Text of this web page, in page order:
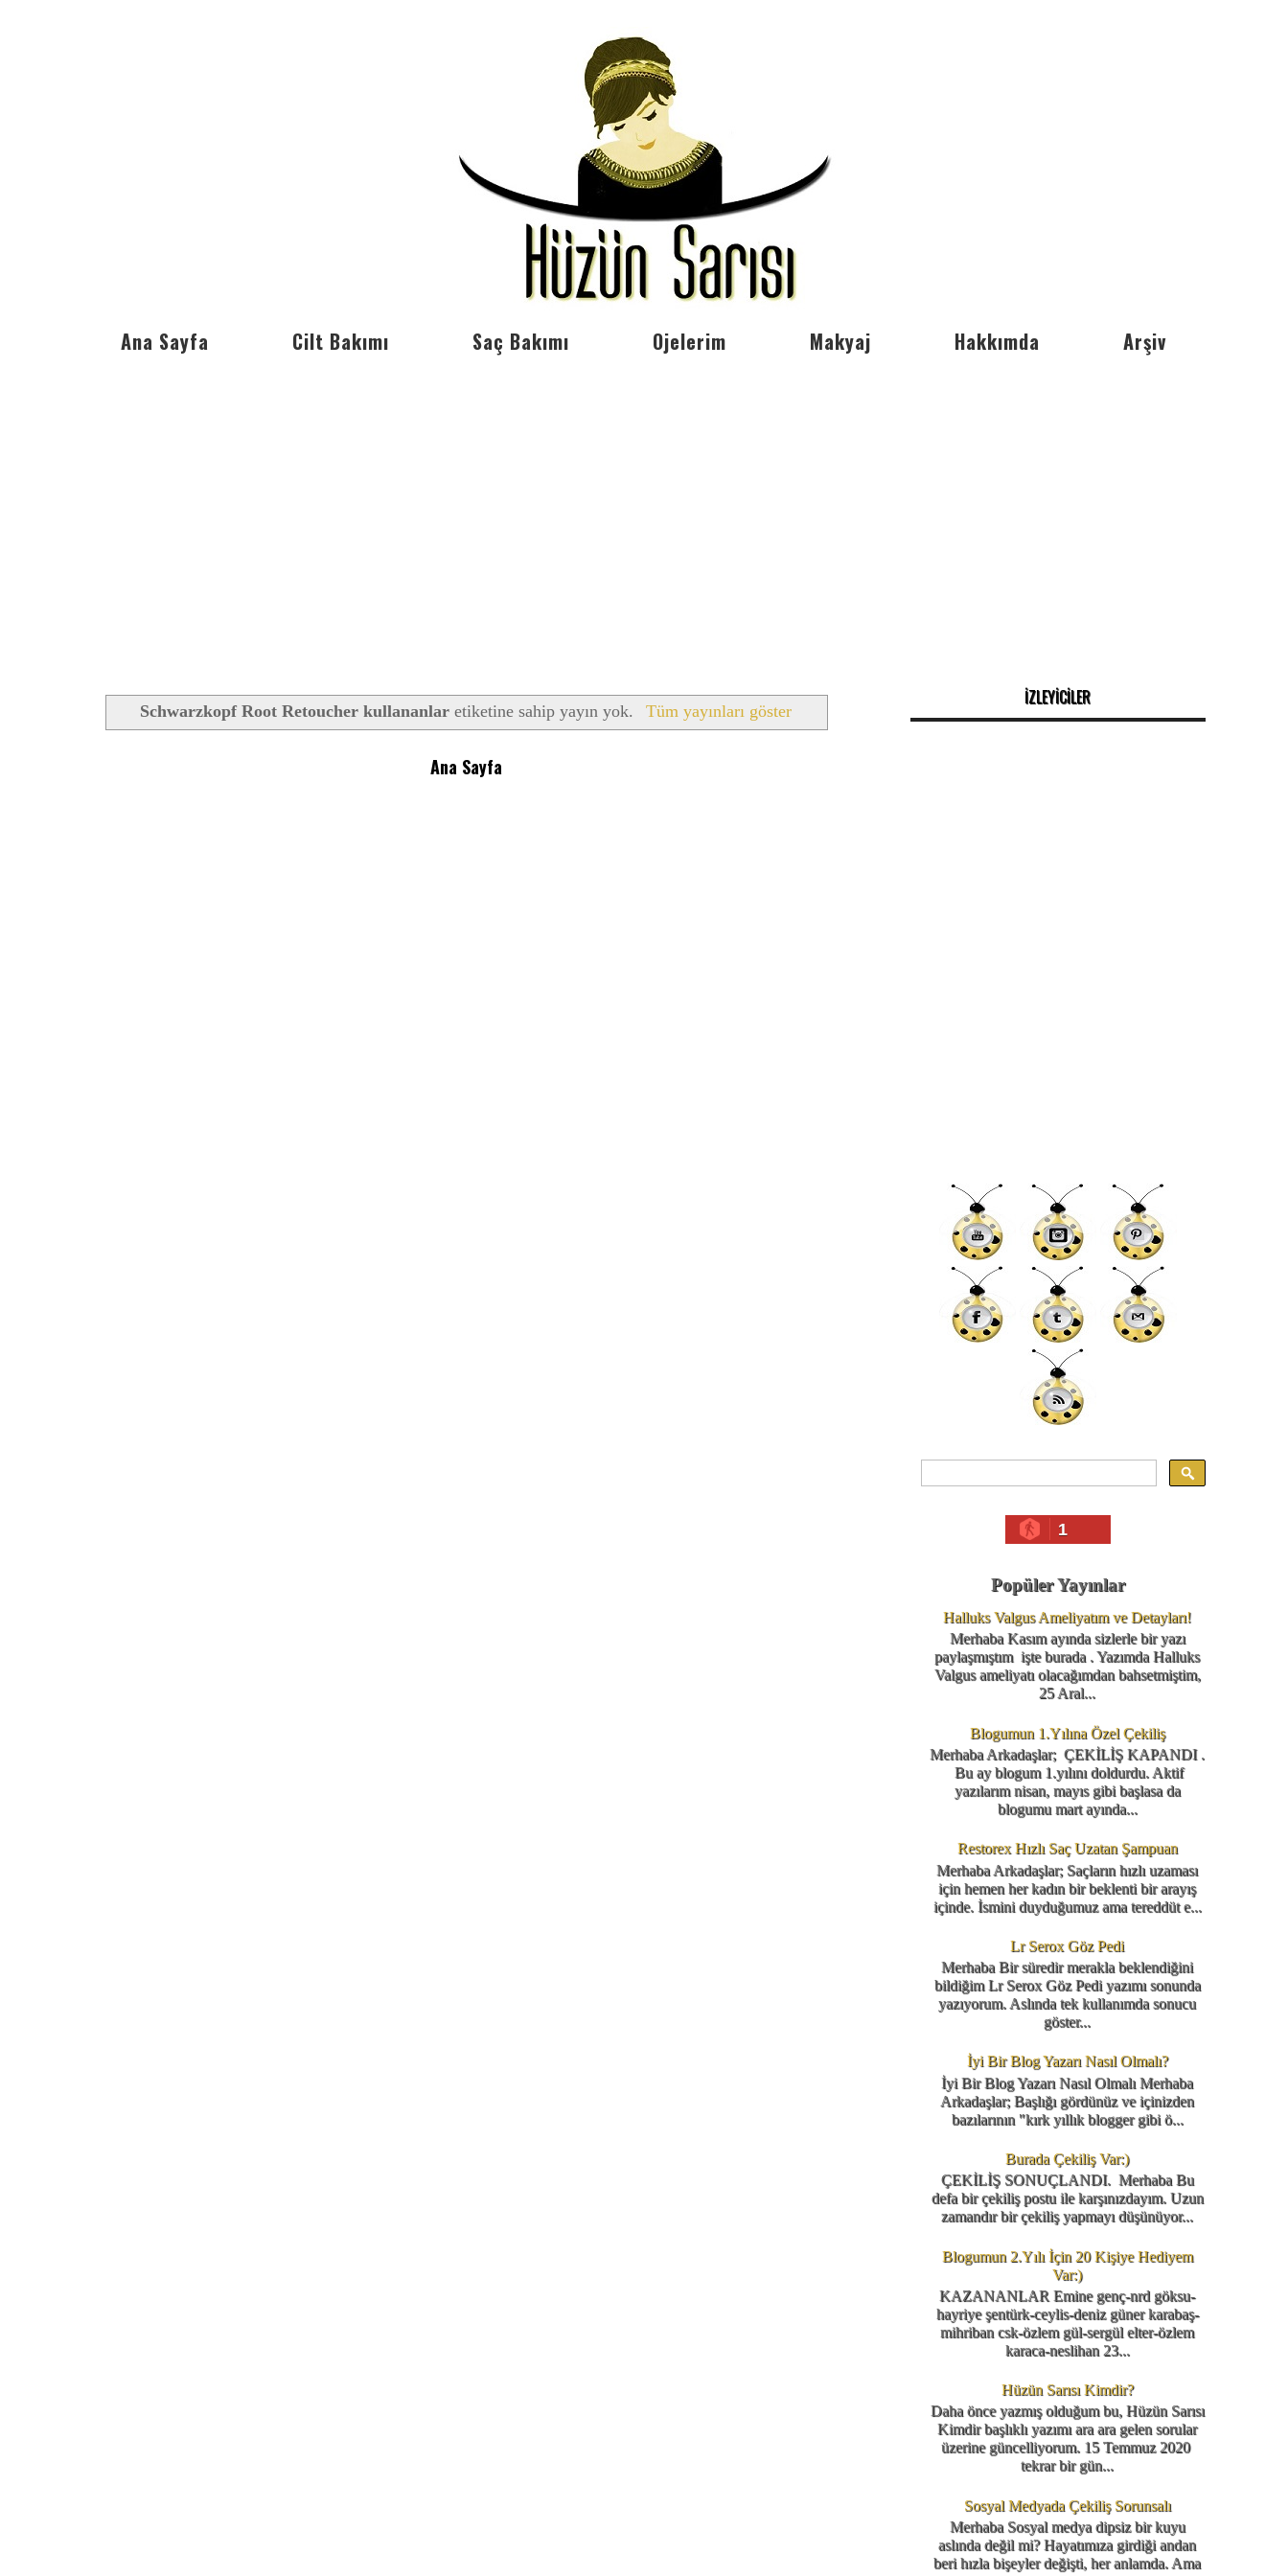
Ana Sayfa Cilt Bakımı Saç Bakımı Ojelerim Makyaj Hakkımda Arşiv
Schwarzkopf Root Retoucher kullananlar etiketine sahip yayın yok. Tüm yayınları göster
Ana Sayfa
İZLEYİCİLER
1
Popüler Yayınlar
Halluks Valgus Ameliyatım ve Detayları!
Merhaba Kasım ayında sizlerle bir yazı
paylaşmıştım işte burada . Yazımda Halluks
Valgus ameliyatı olacağımdan bahsetmiştim,
25 Aral...
Blogumun 1.Yılına Özel Çekiliş
Merhaba Arkadaşlar; ÇEKİLİŞ KAPANDI .
Bu ay blogum 1.yılını doldurdu. Aktif
yazılarım nisan, mayıs gibi başlasa da
blogumu mart ayında...
Restorex Hızlı Saç Uzatan Şampuan
Merhaba Arkadaşlar; Saçların hızlı uzaması
için hemen her kadın bir beklenti bir arayış
içinde. İsmini duyduğumuz ama tereddüt e...
Lr Serox Göz Pedi
Merhaba Bir süredir merakla beklendiğini
bildiğim Lr Serox Göz Pedi yazımı sonunda
yazıyorum. Aslında tek kullanımda sonucu
göster...
İyi Bir Blog Yazarı Nasıl Olmalı?
İyi Bir Blog Yazarı Nasıl Olmalı Merhaba
Arkadaşlar; Başlığı gördünüz ve içinizden
bazılarının "kırk yıllık blogger gibi ö...
Burada Çekiliş Var:)
ÇEKİLİŞ SONUÇLANDI. Merhaba Bu
defa bir çekiliş postu ile karşınızdayım. Uzun
zamandır bir çekiliş yapmayı düşünüyor...
Blogumun 2.Yılı İçin 20 Kişiye Hediyem
Var:)
KAZANANLAR Emine genç-nrd göksu-
hayriye şentürk-ceylis-deniz güner karabaş-
mihriban csk-özlem gül-sergül elter-özlem
karaca-neslihan 23...
Hüzün Sarısı Kimdir?
Daha önce yazmış olduğum bu, Hüzün Sarısı
Kimdir başlıklı yazımı ara ara gelen sorular
üzerine güncelliyorum. 15 Temmuz 2020
tekrar bir gün...
Sosyal Medyada Çekiliş Sorunsalı
Merhaba Sosyal medya dipsiz bir kuyu
aslında değil mi? Hayatımıza girdiği andan
beri hızla bişeyler değişti, her anlamda. Ama